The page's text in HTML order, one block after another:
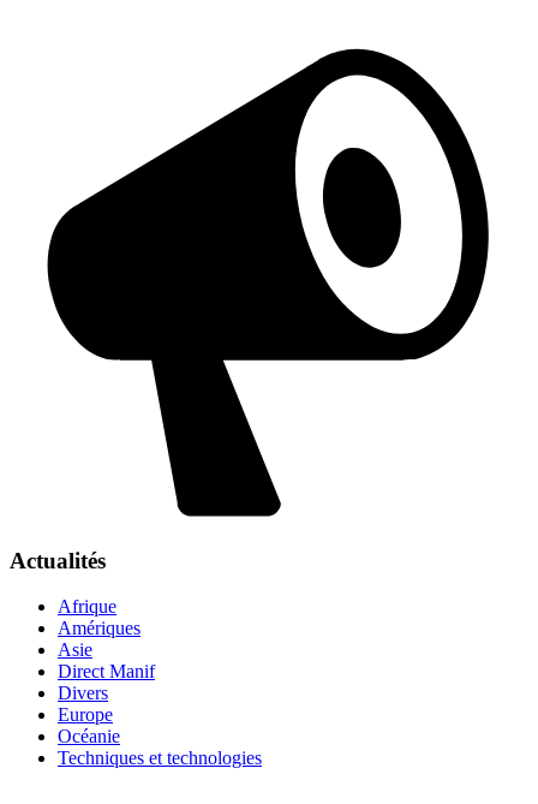
Actualités
Afrique
Amériques
Asie
Direct Manif
Divers
Europe
Océanie
Techniques et technologies